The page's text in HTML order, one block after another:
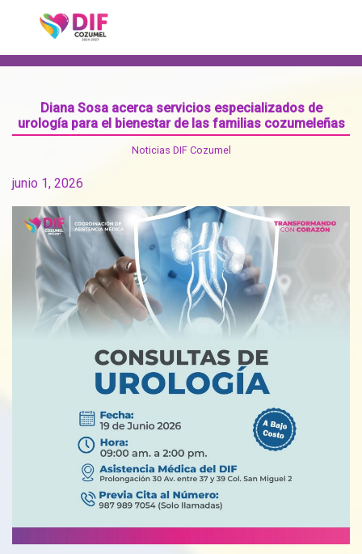
Diana Sosa acerca servicios especializados de
urología para el bienestar de las familias cozumeleñas
Noticias DIF Cozumel
junio 1, 2026